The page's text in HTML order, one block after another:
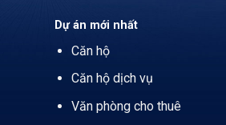
Dự án mới nhất
Căn hộ
Căn hộ dịch vụ
Văn phòng cho thuê